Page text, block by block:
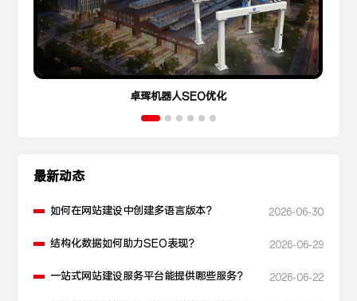
卓珲机器人SEO优化
最新动态
如何在网站建设中创建多语言版本？ 2026-06-30
结构化数据如何助力SEO表现？ 2026-06-29
一站式网站建设服务平台能提供哪些服务？ 2026-06-22